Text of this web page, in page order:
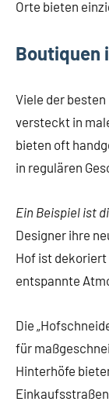
Orte bieten
Boutiquen
Viele der
versteckt in
bieten oft
in regulären
Ein Beispiel ist
Designer ihre
Hof ist dekoriert
entspannte
Die
für
Hinterhöfe